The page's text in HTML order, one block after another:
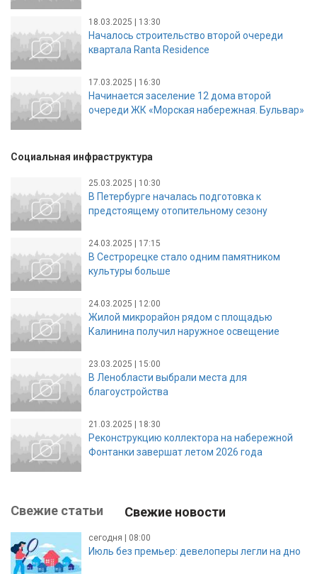
18.03.2025 | 13:30
Началось строительство второй очереди
квартала Ranta Residence
17.03.2025 | 16:30
Начинается заселение 12 дома второй
очереди ЖК «Морская набережная. Бульвар»
Социальная инфраструктура
25.03.2025 | 10:30
В Петербурге началась подготовка к
предстоящему отопительному сезону
24.03.2025 | 17:15
В Сестрорецке стало одним памятником
культуры больше
24.03.2025 | 12:00
Жилой микрорайон рядом с площадью
Калинина получил наружное освещение
23.03.2025 | 15:00
В Ленобласти выбрали места для
благоустройства
21.03.2025 | 18:30
Реконструкцию коллектора на набережной
Фонтанки завершат летом 2026 года
Свежие статьи Свежие новости
сегодня | 08:00
Июль без премьер: девелоперы легли на дно